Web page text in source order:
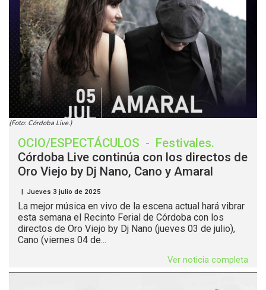
(Foto: Córdoba Live.)
OCIO/ESPECTÁCULOS - Festivales.
Córdoba Live continúa con los directos de
Oro Viejo by Dj Nano, Cano y Amaral
| Jueves 3 julio de 2025
La mejor música en vivo de la escena actual hará vibrar
esta semana el Recinto Ferial de Córdoba con los
directos de Oro Viejo by Dj Nano (jueves 03 de julio),
Cano (viernes 04 de...
Ver noticia completa